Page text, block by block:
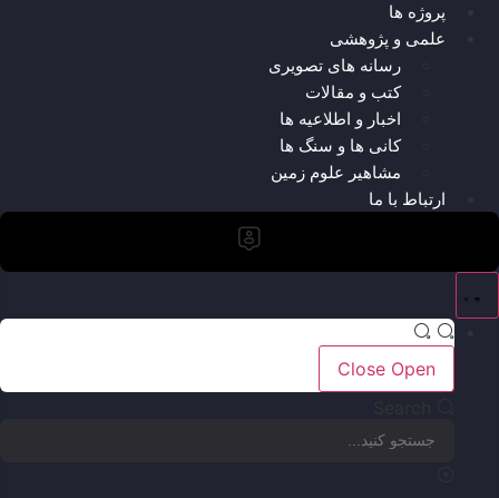
پروژه ها
علمی و پژوهشی
رسانه های تصویری
کتب و مقالات
اخبار و اطلاعیه ها
کانی ها و سنگ ها
مشاهیر علوم زمین
ارتباط با ما
CloseOpen